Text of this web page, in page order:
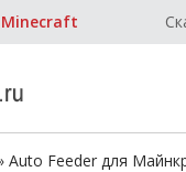
Minecraft
Auto Feeder для